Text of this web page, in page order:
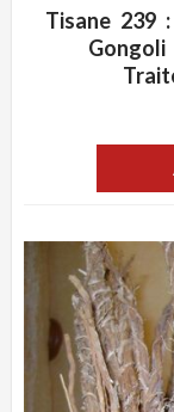
ADD WISHLIST
Tisane 239
Gongoli